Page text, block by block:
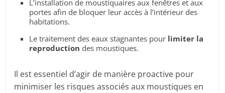
L’installation de moustiquaires aux fenêtres et aux
portes afin de bloquer leur accès à l’intérieur des
habitations.
Le traitement des eaux stagnantes pour limiter la
reproduction des moustiques.
Il est essentiel d’agir de manière proactive pour
minimiser les risques associés aux moustiques en